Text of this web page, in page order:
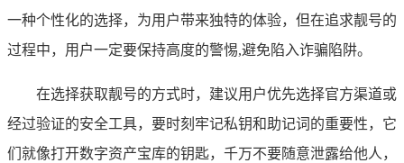
一种个性化的选择，为用户带来独特的体验，但在追求靓号的
过程中，用户一定要保持高度的警惕,避免陷入诈骗陷阱。
在选择获取靓号的方式时，建议用户优先选择官方渠道或
经过验证的安全工具，要时刻牢记私钥和助记词的重要性，它
们就像打开数字资产宝库的钥匙，千万不要随意泄露给他人，